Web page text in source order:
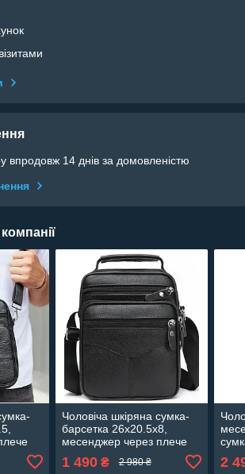
впродовж 14 днів за домовленістю
Чоловіча шкіряна сумка-
барсетка 26х20.5х8,
месенджер через плече
1 490₴ 2 980 ₴ 2